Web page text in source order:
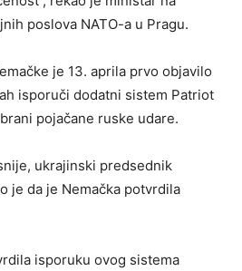
poslova NATO-a u Pragu.
je 13. aprila prvo objavilo
isporuči dodatni sistem Patriot
pojačane ruske udare.
ukrajinski predsednik
je da je Nemačka potvrdila
isporuku ovog sistema